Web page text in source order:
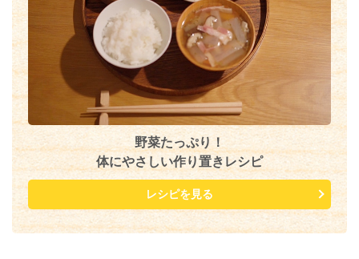
野菜たっぷり！
体にやさしい作り置きレシピ
レシピを見る